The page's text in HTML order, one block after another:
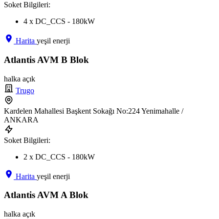
Soket Bilgileri:
4 x DC_CCS - 180kW
Harita yeşil enerji
Atlantis AVM B Blok
halka açık
Trugo
Kardelen Mahallesi Başkent Sokağı No:224 Yenimahalle /
ANKARA
Soket Bilgileri:
2 x DC_CCS - 180kW
Harita yeşil enerji
Atlantis AVM A Blok
halka açık